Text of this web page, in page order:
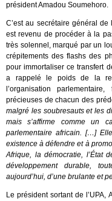
président Amadou Soumehoro.
C’est au secrétaire général de
est revenu de procéder à la
très solennel, marqué par un
crépitements des flashs des
pour immortaliser ce transfert
a rappelé le poids de la
l’organisation
précieuses de chacun des
malgré les soubresauts et les
mais s’affirme comme un
parlementaire africain. […]
existence à défendre et à
Afrique, la démocratie, l’État
développement durable,
aujourd’hui, d’une brulante et
Le président sortant de l’UPA,